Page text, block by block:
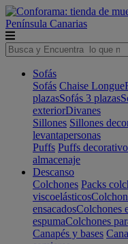
Península Canarias
Sofás
Sofás Chaise Longue
plazasSofás 3 plazas
exteriorDivanes
Sillones Sillones
levantapersonas
Puffs Puffs
almacenaje
Descanso
Colchones Packs
viscoelásticos
ensacadosColchones
espumaColchones
Canapés y bases